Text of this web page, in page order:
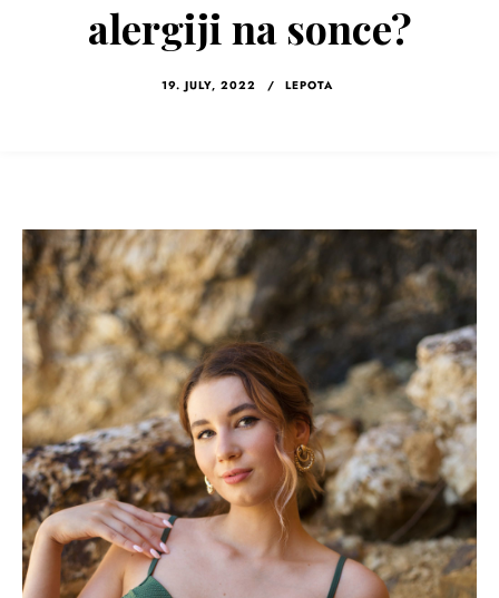
alergiji na sonce?
19. JULY, 2022 / LEPOTA